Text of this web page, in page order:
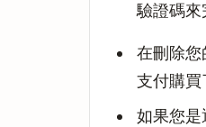
驗證碼來
在刪除
支付購買
如果您